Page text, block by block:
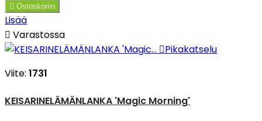
 Ostoskoriin
Lisää
 Varastossa
Pikakatselu
Viite: 1731
KEISARINELÄMÄNLANKA 'Magic Morning'